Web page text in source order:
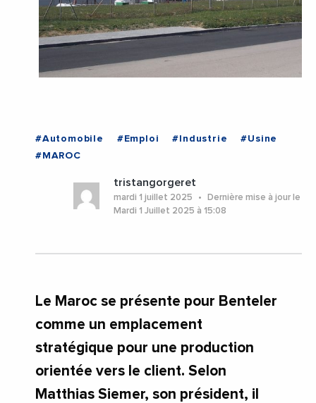
#Automobile #Emploi #Industrie
#Usine
#MAROC
tristangorgeret
mardi 1 juillet 2025
Dernière mise à jour le
Mardi 1 Juillet 2025 à 15:08
Le Maroc se présente pour Benteler
comme un emplacement
stratégique pour une production
orientée vers le client. Selon
Matthias Siemer, son président, il